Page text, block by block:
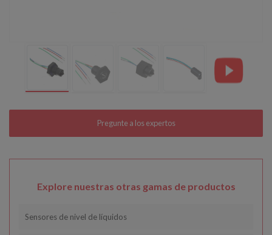
Explore nuestras otras gamas de productos
Sensores de nivel de líquidos